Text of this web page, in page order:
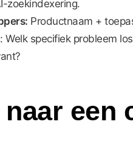
zoekindexering.
Productnaam +
specifiek probleem